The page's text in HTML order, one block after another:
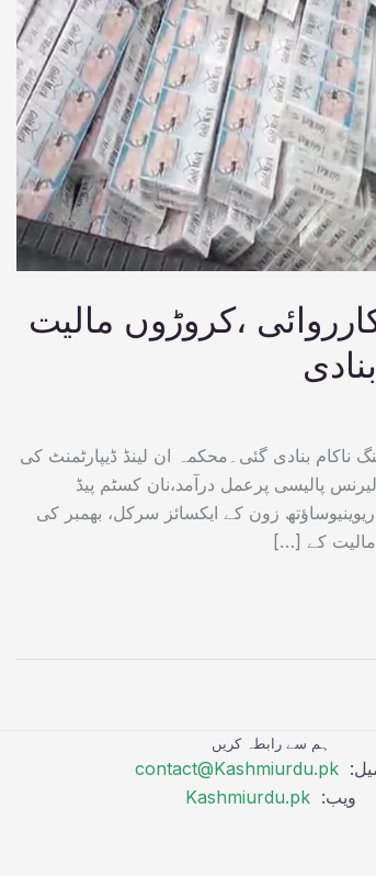
،کروڑوں مالیت
بنادی گئی۔محکمہ ان لینڈ ڈیپارٹمنٹ کی
پالیسی پرعمل درآمد،نان کسٹم پیڈ
زون کے ایکسائز سرکل، بھمبر کی
مالیت کے […]
ہم سے رابطہ کریں
contact@Kashmiurdu.pk
ویب: Kashmiurdu.pk